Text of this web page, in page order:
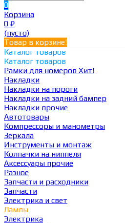
0
Корзина
0 ₽
(пусто)
Товар в корзине!
Каталог товаров
Каталог товаров
Рамки для номеров Хит!
Накладки
Накладки на пороги
Накладки на задний бампер
Накладки прочие
Автотовары
Компрессоры и манометры
Зеркала
Инструменты и монтаж
Колпачки на ниппеля
Аксессуары прочие
Разное
Запчасти и расходники
Запчасти
Электрика и свет
Лампы
Электрика